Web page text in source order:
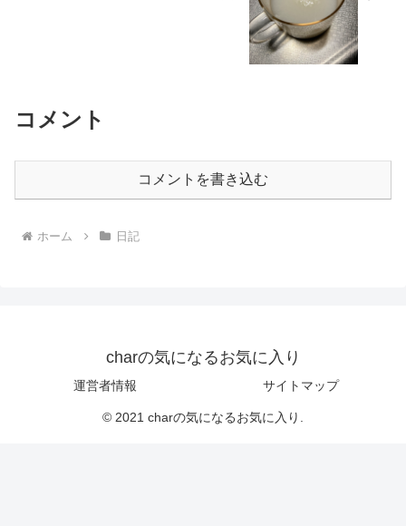
コメント
コメントを書き込む
ホーム 日記
charの気になるお気に入り
運営者情報 サイトマップ
© 2021 charの気になるお気に入り.